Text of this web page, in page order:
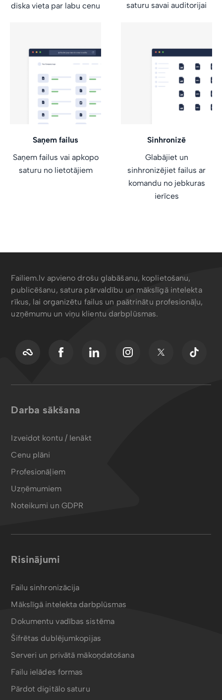
diska vieta par labu cenu
saturu savai auditorijai
Saņem failus
Saņem failus vai apkopo
saturu no lietotājiem
Sinhronizē
Glabājiet un
sinhronizējiet failus ar
komandu no jebkuras
ierīces
Failiem.lv apvieno drošu glabāšanu, koplietošanu,
publicēšanu, satura pārvaldību un mākslīgā intelekta
rīkus, lai organizētu failus un paātrinātu profesionāļu,
uzņēmumu un viņu klientu darbplūsmas.
Darba sākšana
Izveidot kontu / Ienākt
Cenu plāni
Profesionāļiem
Uzņēmumiem
Noteikumi un GDPR
Risinājumi
Failu sinhronizācija
Mākslīgā intelekta darbplūsmas
Dokumentu vadības sistēma
Šifrētas dublējumkopijas
Serveri un privātā mākoņdatošana
Failu ielādes formas
Pārdot digitālo saturu